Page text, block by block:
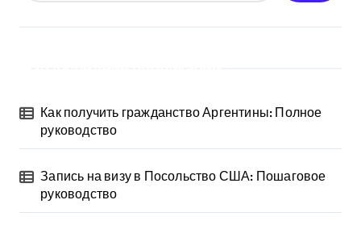
Как получить гражданство Аргентины: Полное
руководство
Запись на визу в Посольство США: Пошаговое
руководство